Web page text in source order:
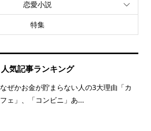
恋愛小説
特集
人気記事ランキング
なぜかお金が貯まらない人の3大理由「カ
フェ」、「コンビニ」あ...